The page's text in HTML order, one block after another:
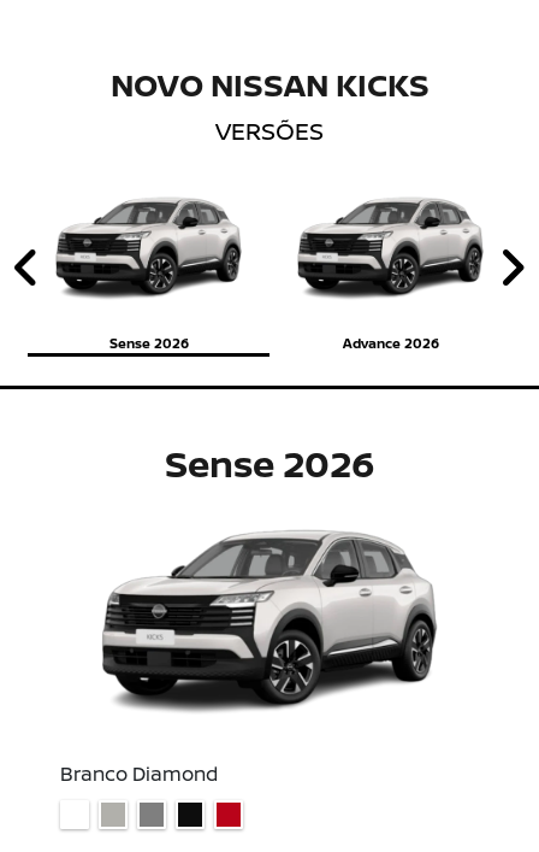
NOVO NISSAN KICKS
VERSÕES
Sense 2026 Advance 2026
Anterior
Sense 2026
Branco Diamond